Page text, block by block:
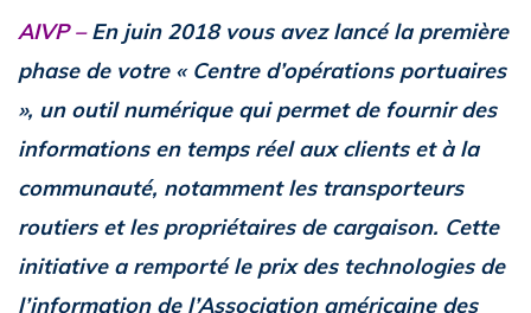
AIVP – En juin 2018 vous avez lancé la première
phase de votre « Centre d’opérations portuaires
», un outil numérique qui permet de fournir des
informations en temps réel aux clients et à la
communauté, notamment les transporteurs
routiers et les propriétaires de cargaison. Cette
initiative a remporté le prix des technologies de
l’information de l’Association américaine des